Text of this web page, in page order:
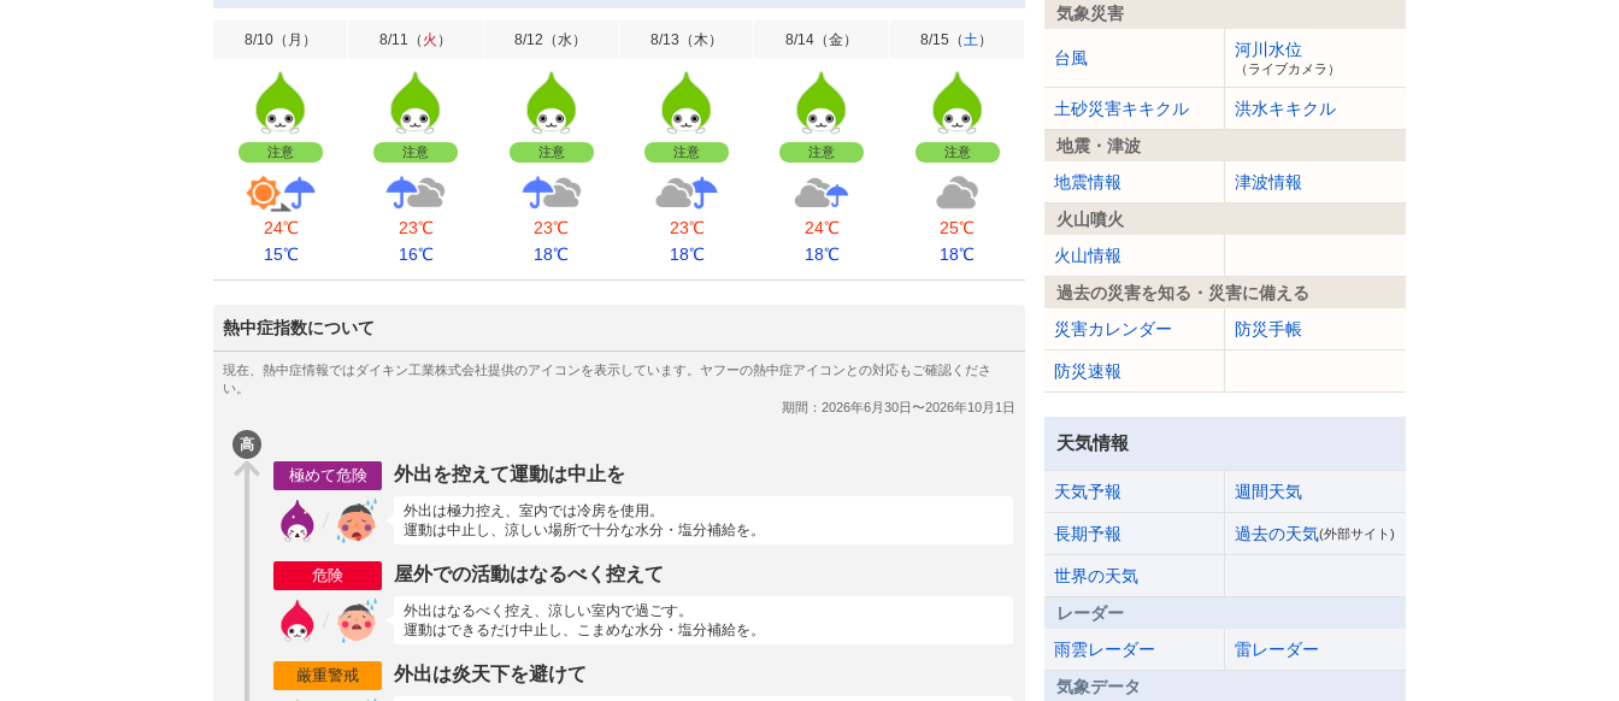
8/10（ 月 ）
注意
24℃
15℃
8/11 （ 火 ）
注意
23℃
16℃
8/12 （水）
注意
23℃
18℃
8/13 （木）
注意
23℃
18℃
8/14（金）
注意
24℃
18℃
8/15 （土）
注意
25℃
18℃
熱中症指数について
高
極めて危険 外出を控えて運動は中止を
外出は極力控え、室内では冷房を使用。
運動は中止し、涼しい場所で十分な水分・塩分補給を。
危険 屋外での活動はなるべく控えて
外出はなるべく控え、涼しい室内で過ごす。
運動はできるだけ中止し、こまめな水分・塩分補給を。
厳重警戒 外出は炎天下を避けて
気象災害
台風 河川水位
（ライブカメラ）
土砂災害キキクル
洪水キキクル
地震・津波
地震情報
津波情報
火山噴火
火山情報
過去の災害を知る・災害に備える
災害カレンダー
防災手帳
防災速報
天気情報
天気予報 週間天気
長期予報 過去の天気(外部サイト)
世界の天気
レーダー
雨雲レーダー
雷レーダー
気象データ